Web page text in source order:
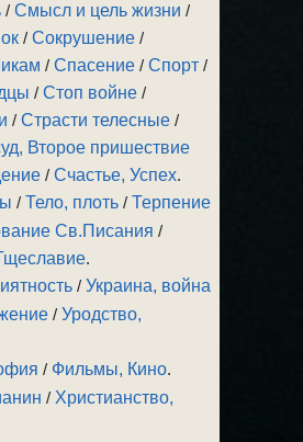
/Смысл и цель жизни /
/Сокрушение /
/Спасение /Спорт /
/Стоп войне /
/Страсти телесные /
Второе пришествие
/Счастье, Успех.
/Тело, плоть /Терпение
Св.Писания /
.
/Украина, война
/Уродство,
/ Фильмы, Кино.
/ Христианство,